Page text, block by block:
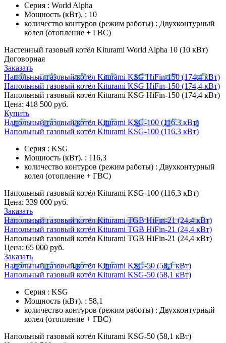
Серия : World Alpha
Мощность (кВт). : 10
количество контуров (режим работы) : Двухконтурный
колел (отопление + ГВС)
Настенный газовый котёл Kiturami World Alpha 10 (10 кВт)
Договорная
Заказать
Напольный газовый котёл Kiturami KSG HiFin-150 (174,4 кВт)
Напольный газовый котёл Kiturami KSG HiFin-150 (174,4 кВт)
Напольный газовый котёл Kiturami KSG HiFin-150 (174,4 кВт)
Цена: 418 500 руб.
Купить
Напольный газовый котёл Kiturami KSG-100 (116,3 кВт)
Напольный газовый котёл Kiturami KSG-100 (116,3 кВт)
Серия : KSG
Мощность (кВт). : 116,3
количество контуров (режим работы) : Двухконтурный
колел (отопление + ГВС)
Напольный газовый котёл Kiturami KSG-100 (116,3 кВт)
Цена: 339 000 руб.
Заказать
Напольный газовый котёл Kiturami TGB HiFin-21 (24,4 кВт)
Напольный газовый котёл Kiturami TGB HiFin-21 (24,4 кВт)
Напольный газовый котёл Kiturami TGB HiFin-21 (24,4 кВт)
Цена: 65 000 руб.
Заказать
Напольный газовый котёл Kiturami KSG-50 (58,1 кВт)
Напольный газовый котёл Kiturami KSG-50 (58,1 кВт)
Серия : KSG
Мощность (кВт). : 58,1
количество контуров (режим работы) : Двухконтурный
колел (отопление + ГВС)
Напольный газовый котёл Kiturami KSG-50 (58,1 кВт)